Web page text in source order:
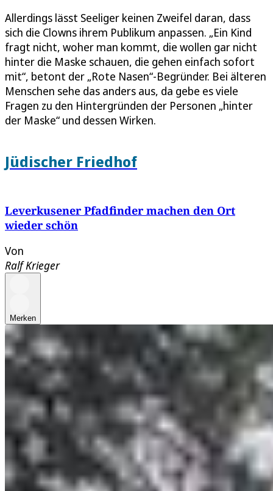
Allerdings lässt Seeliger keinen Zweifel daran, dass
sich die Clowns ihrem Publikum anpassen. „Ein Kind
fragt nicht, woher man kommt, die wollen gar nicht
hinter die Maske schauen, die gehen einfach sofort
mit“, betont der „Rote Nasen“-Begründer. Bei älteren
Menschen sehe das anders aus, da gebe es viele
Fragen zu den Hintergründen der Personen „hinter
der Maske“ und dessen Wirken.
Jüdischer Friedhof
Leverkusener Pfadfinder machen den Ort
wieder schön
Von
Ralf Krieger
Merken